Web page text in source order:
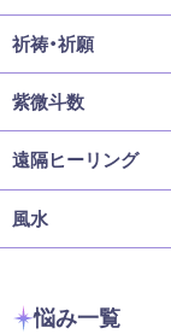
祈祷・祈願
紫微斗数
遠隔ヒーリング
風水
悩み一覧